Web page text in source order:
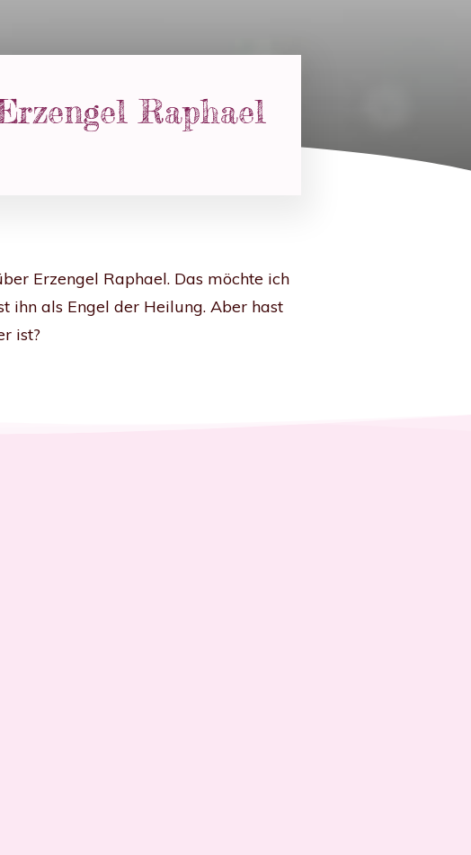
Raphael
Erzengel Raphael. Das möchte ich
ihn als Engel der Heilung. Aber hast
ist?